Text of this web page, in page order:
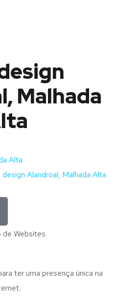
Malhada
Alta
Alandroal, Malhada Alta
ter uma presença única na